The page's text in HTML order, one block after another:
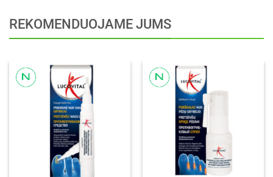
REKOMENDUOJAME JUMS